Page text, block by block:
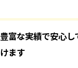
豊富な実績で安心
けます